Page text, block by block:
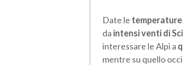
Date le
da intensi venti di
interessare le Alpi a
mentre su quello